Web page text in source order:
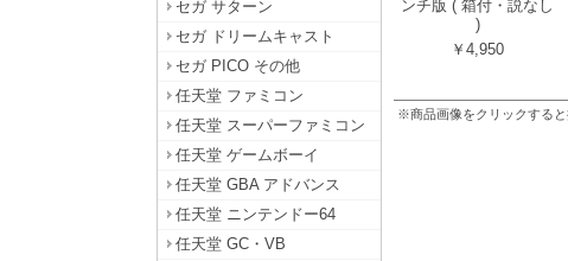
セガ サターン
セガ ドリームキャスト
セガ PICO その他
任天堂 ファミコン
任天堂 スーパーファミコン
任天堂 ゲームボーイ
任天堂 GBA アドバンス
任天堂 ニンテンドー64
任天堂 GC・VB
ンチ版 ( 箱付・説なし
)
￥4,950
※商品画像をクリックすると